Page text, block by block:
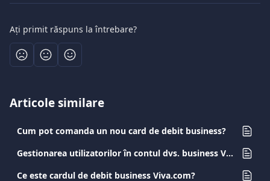
Ați primit răspuns la întrebare?
Articole similare
Cum pot comanda un nou card de debit business?
Gestionarea utilizatorilor în contul dvs. business Viva.com
Ce este cardul de debit business Viva.com?